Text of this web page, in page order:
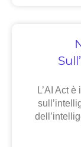
L’AI Act